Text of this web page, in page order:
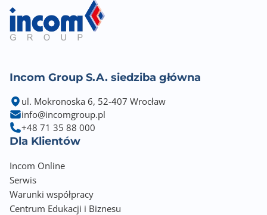
Incom Group S.A. siedziba główna
ul. Mokronoska 6, 52-407 Wrocław
info@incomgroup.pl
+48 71 35 88 000
Dla Klientów
Incom Online
Serwis
Warunki współpracy
Centrum Edukacji i Biznesu